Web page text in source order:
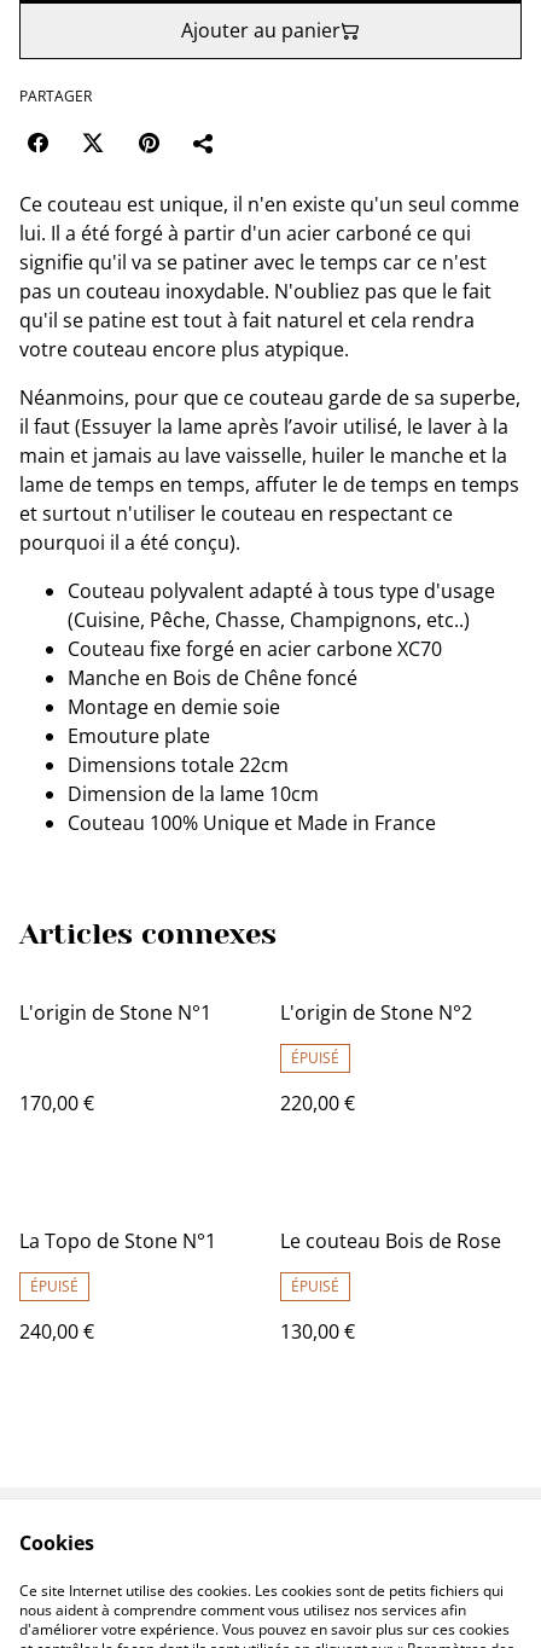
Ajouter au panier
PARTAGER
Ce couteau est unique, il n'en existe qu'un seul comme
lui. Il a été forgé à partir d'un acier carboné ce qui
signifie qu'il va se patiner avec le temps car ce n'est
pas un couteau inoxydable. N'oubliez pas que le fait
qu'il se patine est tout à fait naturel et cela rendra
votre couteau encore plus atypique.
Néanmoins, pour que ce couteau garde de sa superbe,
il faut (Essuyer la lame après l’avoir utilisé, le laver à la
main et jamais au lave vaisselle, huiler le manche et la
lame de temps en temps, affuter le de temps en temps
et surtout n'utiliser le couteau en respectant ce
pourquoi il a été conçu).
Couteau polyvalent adapté à tous type d'usage
(Cuisine, Pêche, Chasse, Champignons, etc..)
Couteau fixe forgé en acier carbone XC70
Manche en Bois de Chêne foncé
Montage en demie soie
Emouture plate
Dimensions totale 22cm
Dimension de la lame 10cm
Couteau 100% Unique et Made in France
Articles connexes
L'origin de Stone N°1
170,00 €
L'origin de Stone N°2
ÉPUISÉ
220,00 €
La Topo de Stone N°1
ÉPUISÉ
240,00 €
Le couteau Bois de Rose
ÉPUISÉ
130,00 €
Politique de
confidentialité
Politique de cookies
Cookies
Ce site Internet utilise des cookies. Les cookies sont de petits fichiers qui
nous aident à comprendre comment vous utilisez nos services afin
d'améliorer votre expérience. Vous pouvez en savoir plus sur ces cookies